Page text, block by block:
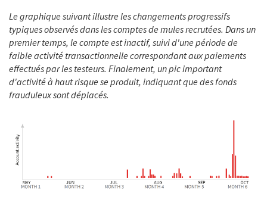
Le graphique suivant illustre les changements progressifs
typiques observés dans les comptes de mules recrutées. Dans un
premier temps, le compte est inactif, suivi d'une période de
faible activité transactionnelle correspondant aux paiements
effectués par les testeurs. Finalement, un pic important
d'activité à haut risque se produit, indiquant que des fonds
frauduleux sont déplacés.